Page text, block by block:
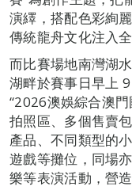
演繹，搭配色彩絢
傳統龍舟文化注入
而比賽場地南灣湖
湖畔於賽事日早上
“2026澳娛綜合澳
拍照區、多個售賣
產品、不同類型的
遊戲等攤位，同場
樂等表演活動，營